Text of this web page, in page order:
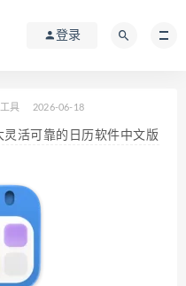
登录
具 2026-06-18
活可靠的日历软件中文版